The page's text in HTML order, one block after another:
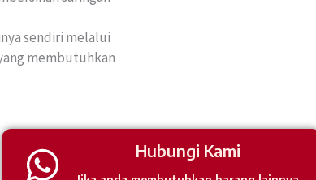
sendiri melalui
membutuhkan
Hubungi Kami